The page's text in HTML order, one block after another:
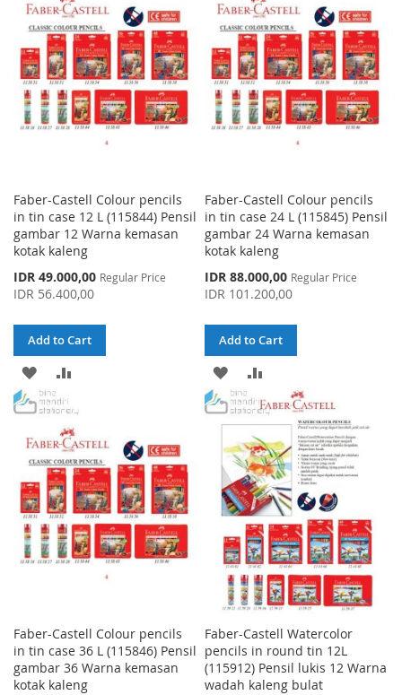
LIST
LIST
Faber-Castell Colour pencils
in tin case 12 L (115844) Pensil
gambar 12 Warna kemasan
kotak kaleng
Special
Price
IDR 49.000,00 Regular Price
IDR 56.400,00
Add to Cart
ADD
TO
WISH
LIST
COMPARE
Faber-Castell Colour pencils
in tin case 24 L (115845) Pensil
gambar 24 Warna kemasan
kotak kaleng
Special
Price
IDR 88.000,00 Regular Price
IDR 101.200,00
Add to Cart
ADD
TO
WISH
LIST
TO
COMPARE
Faber-Castell Colour pencils
in tin case 36 L (115846) Pensil
gambar 36 Warna kemasan
kotak kaleng
Faber-Castell Watercolor
pencils in round tin 12L
(115912) Pensil lukis 12 Warna
wadah kaleng bulat